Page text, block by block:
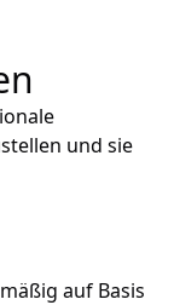
und sie
auf Basis